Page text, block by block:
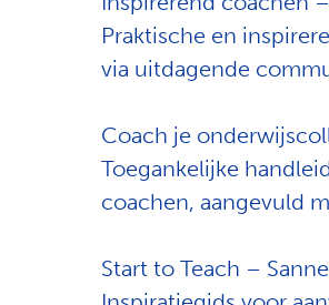
Praktische en
via uitdagende
Coach je
Toegankelijke
coachen, aangevuld
Start to Teach –